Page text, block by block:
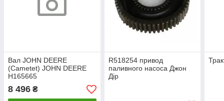
Вал JOHN DEERE
(Cametet) JOHN DEERE
H165665
8 496 ₴
R518254 привод
паливного насоса Джон
Дір